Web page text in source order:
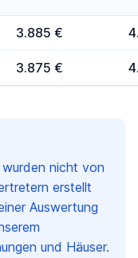
nicht von
erstellt
Auswertung
und Häuser.
3.885 €
3.875 €